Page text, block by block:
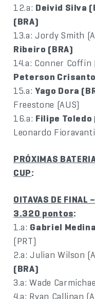
12.a: Deivid Silva
(BRA)
13.a: Jordy Smith
Ribeiro (BRA)
14.a: Conner Coffin
Peterson
15.a:Yago Dora
Freestone (AUS)
16.a: Filipe Toledo
Leonardo
PRÓXIMAS
CUP:
OITAVAS DE
3.320 pontos:
1.a: Gabriel
(PRT)
2.a: Julian Wilson
(BRA)
3.a: Wade
4.a: Ryan Callinan